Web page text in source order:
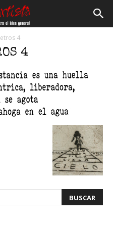
4
4